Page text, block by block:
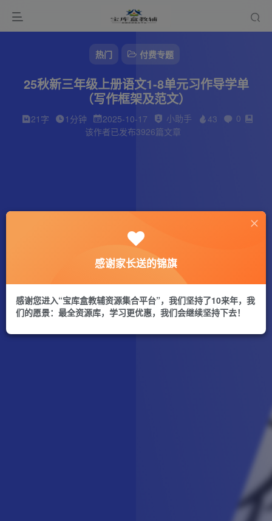
热门 付费专题
25秋新三年级上册语文1-8单元习作导学单
（写作框架及范文）
21字 1分钟 2025-10-17 小助手 43
0
该作者已发布3926篇文章
感谢家长送的锦旗
感谢您进入“宝库盒教辅资源集合平台”，我们坚持了10来年，我
们的愿景：最全资源库，学习更优惠，我们会继续坚持下去！